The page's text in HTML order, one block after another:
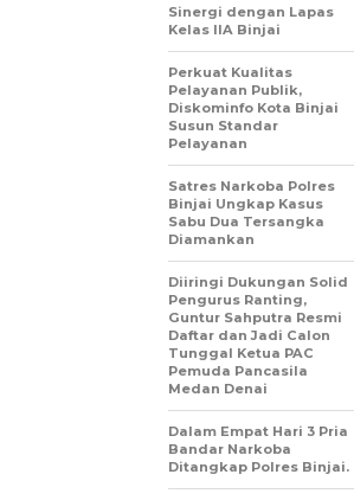
Sinergi dengan Lapas
Kelas IIA Binjai
Perkuat Kualitas
Pelayanan Publik,
Diskominfo Kota Binjai
Susun Standar
Pelayanan
Satres Narkoba Polres
Binjai Ungkap Kasus
Sabu Dua Tersangka
Diamankan
Diiringi Dukungan Solid
Pengurus Ranting,
Guntur Sahputra Resmi
Daftar dan Jadi Calon
Tunggal Ketua PAC
Pemuda Pancasila
Medan Denai
Dalam Empat Hari 3 Pria
Bandar Narkoba
Ditangkap Polres Binjai.